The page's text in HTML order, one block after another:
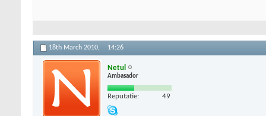
18th March 2010, 14:26
Netul
Ambasador
Reputatie: 49